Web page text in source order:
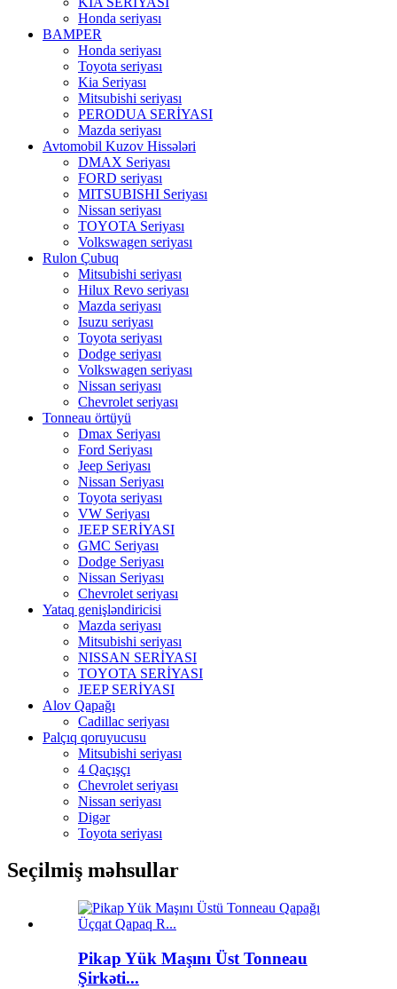
Honda seriyası
BAMPER
Honda seriyası
Toyota seriyası
Kia Seriyası
Mitsubishi seriyası
PERODUA SERİYASI
Mazda seriyası
Avtomobil Kuzov Hissələri
DMAX Seriyası
FORD seriyası
MITSUBISHI Seriyası
Nissan seriyası
TOYOTA Seriyası
Volkswagen seriyası
Rulon Çubuq
Mitsubishi seriyası
Hilux Revo seriyası
Mazda seriyası
Isuzu seriyası
Toyota seriyası
Dodge seriyası
Volkswagen seriyası
Nissan seriyası
Chevrolet seriyası
Tonneau örtüyü
Dmax Seriyası
Ford Seriyası
Jeep Seriyası
Nissan Seriyası
Toyota seriyası
VW Seriyası
JEEP SERİYASI
GMC Seriyası
Dodge Seriyası
Nissan Seriyası
Chevrolet seriyası
Yataq genişləndiricisi
Mazda seriyası
Mitsubishi seriyası
NISSAN SERİYASI
TOYOTA SERİYASI
JEEP SERİYASI
Alov Qapağı
Cadillac seriyası
Palçıq qoruyucusu
Mitsubishi seriyası
4 Qaçışçı
Chevrolet seriyası
Nissan seriyası
Digər
Toyota seriyası
Seçilmiş məhsullar
Pikap Yük Maşını Üst Tonneau
Şirkəti...